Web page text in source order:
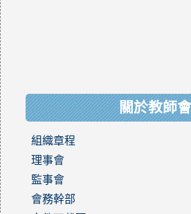
關於教師會
組織章程
理事會
監事會
會務幹部